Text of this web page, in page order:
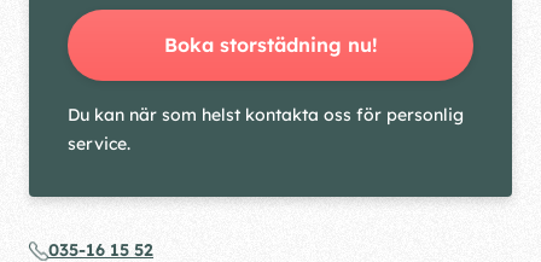
Boka storstädning nu!
Du kan när som helst kontakta oss för personlig
service.
035-16 15 52